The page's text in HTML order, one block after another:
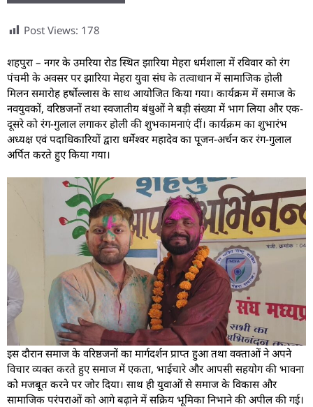
Post Views: 178
शहपुरा – नगर के उमरिया रोड स्थित झारिया मेहरा धर्मशाला में रविवार को रंग
पंचमी के अवसर पर झारिया मेहरा युवा संघ के तत्वाधान में सामाजिक होली
मिलन समारोह हर्षोल्लास के साथ आयोजित किया गया। कार्यक्रम में समाज के
नवयुवकों, वरिष्ठजनों तथा स्वजातीय बंधुओं ने बड़ी संख्या में भाग लिया और एक-
दूसरे को रंग-गुलाल लगाकर होली की शुभकामनाएं दीं। कार्यक्रम का शुभारंभ
अध्यक्ष एवं पदाधिकारियों द्वारा धर्मेश्वर महादेव का पूजन-अर्चन कर रंग-गुलाल
अर्पित करते हुए किया गया।
इस दौरान समाज के वरिष्ठजनों का मार्गदर्शन प्राप्त हुआ तथा वक्ताओं ने अपने
विचार व्यक्त करते हुए समाज में एकता, भाईचारे और आपसी सहयोग की भावना
को मजबूत करने पर जोर दिया। साथ ही युवाओं से समाज के विकास और
सामाजिक परंपराओं को आगे बढ़ाने में सक्रिय भूमिका निभाने की अपील की गई।